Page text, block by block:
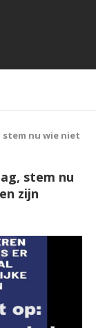
nu wie niet
stem nu
zijn